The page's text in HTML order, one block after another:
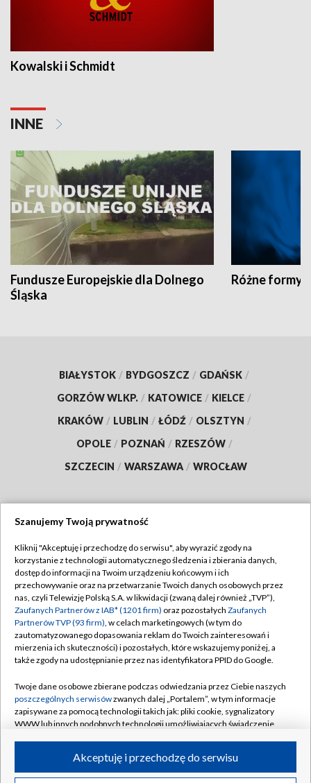
Kowalski i Schmidt
INNE
Fundusze Europejskie dla Dolnego
Śląska
Różne formy
BIAŁYSTOK / BYDGOSZCZ / GDAŃSK /
GORZÓW WLKP. / KATOWICE / KIELCE /
KRAKÓW / LUBLIN / ŁÓDŹ / OLSZTYN /
OPOLE / POZNAŃ / RZESZÓW /
SZCZECIN / WARSZAWA / WROCŁAW
TVP
Abonament TVP
Emisja w TVP
Centrum informacji TVP
Naziemna Telewizja Cyfrowa
Rada Programowa
System NOS
Informacje o nadawcy
Program dla prasy
Regulamin TVP
Polityka prywatności
Moje zgody
Pomoc
Kontakt
Kanały
©2026 Telewizja Polska S.A. w likwidacji
Szanujemy Twoją prywatność
Kliknij "Akceptuję i przechodzę do serwisu", aby wyrazić zgody na
korzystanie z technologii automatycznego śledzenia i zbierania danych,
dostęp do informacji na Twoim urządzeniu końcowym i ich
przechowywanie oraz na przetwarzanie Twoich danych osobowych przez
nas, czyli Telewizję Polską S.A. w likwidacji (zwaną dalej również „TVP”),
Zaufanych Partnerów z IAB* (1201 firm) oraz pozostałych Zaufanych
Partnerów TVP (93 firm), w celach marketingowych (w tym do
zautomatyzowanego dopasowania reklam do Twoich zainteresowań i
mierzenia ich skuteczności) i pozostałych, które wskazujemy poniżej, a
także zgody na udostępnianie przez nas identyfikatora PPID do Google.
Twoje dane osobowe zbierane podczas odwiedzania przez Ciebie naszych
poszczególnych serwisówzwanych dalej „Portalem”, w tym informacje
zapisywane za pomocą technologii takich jak: pliki cookie, sygnalizatory
WWW lub innych podobnych technologii umożliwiających świadczenie
ruchu w Internecie.Akceptuję i przechodzę do serwisu